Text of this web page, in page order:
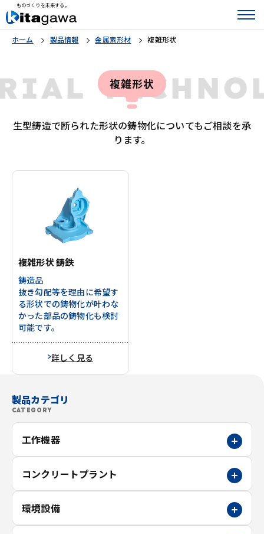
ものづくりを未来する。
ホーム 製品情報 金属素形材 複雑形状
複雑形状
生型鋳造で断られた形状の鋳物化についてもご相談を承
ります。
製品カテゴリ
CATEGORY
工作機器
コンクリートプラント
環境設備
複雑形状 鋳鉄
鋳造品
抜き勾配等を理由に希望す
る形状での鋳物化が叶わな
かった部品の鋳物化も検討
可能です。
詳しく見る